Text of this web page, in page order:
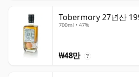
Tobermory 27년산
700ml • 47%
₩48만 ?